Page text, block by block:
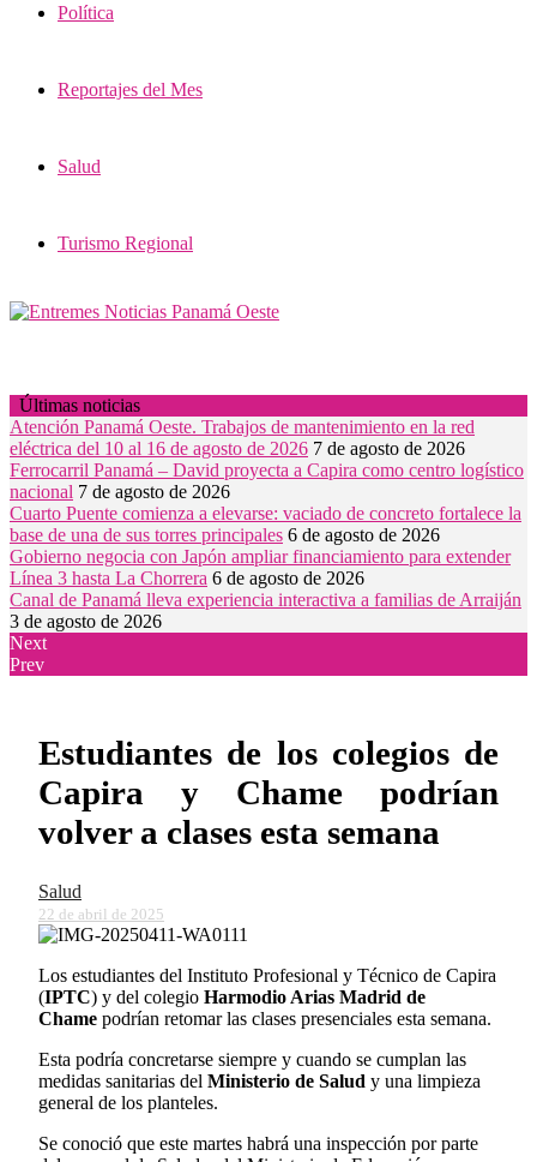
Política
Reportajes del Mes
Salud
Turismo Regional
Últimas noticias
Atención Panamá Oeste. Trabajos de mantenimiento en la red
eléctrica del 10 al 16 de agosto de 2026 7 de agosto de 2026
Ferrocarril Panamá – David proyecta a Capira como centro logístico
nacional 7 de agosto de 2026
Cuarto Puente comienza a elevarse: vaciado de concreto fortalece la
base de una de sus torres principales 6 de agosto de 2026
Gobierno negocia con Japón ampliar financiamiento para extender
Línea 3 hasta La Chorrera 6 de agosto de 2026
Canal de Panamá lleva experiencia interactiva a familias de Arraiján
3 de agosto de 2026
Next
Prev
Estudiantes de los colegios de
Capira y Chame podrían
volver a clases esta semana
Salud
22 de abril de 2025
Los estudiantes del Instituto Profesional y Técnico de Capira
(IPTC) y del colegio Harmodio Arias Madrid de
Chame podrían retomar las clases presenciales esta semana.
Esta podría concretarse siempre y cuando se cumplan las
medidas sanitarias del Ministerio de Salud y una limpieza
general de los planteles.
Se conoció que este martes habrá una inspección por parte